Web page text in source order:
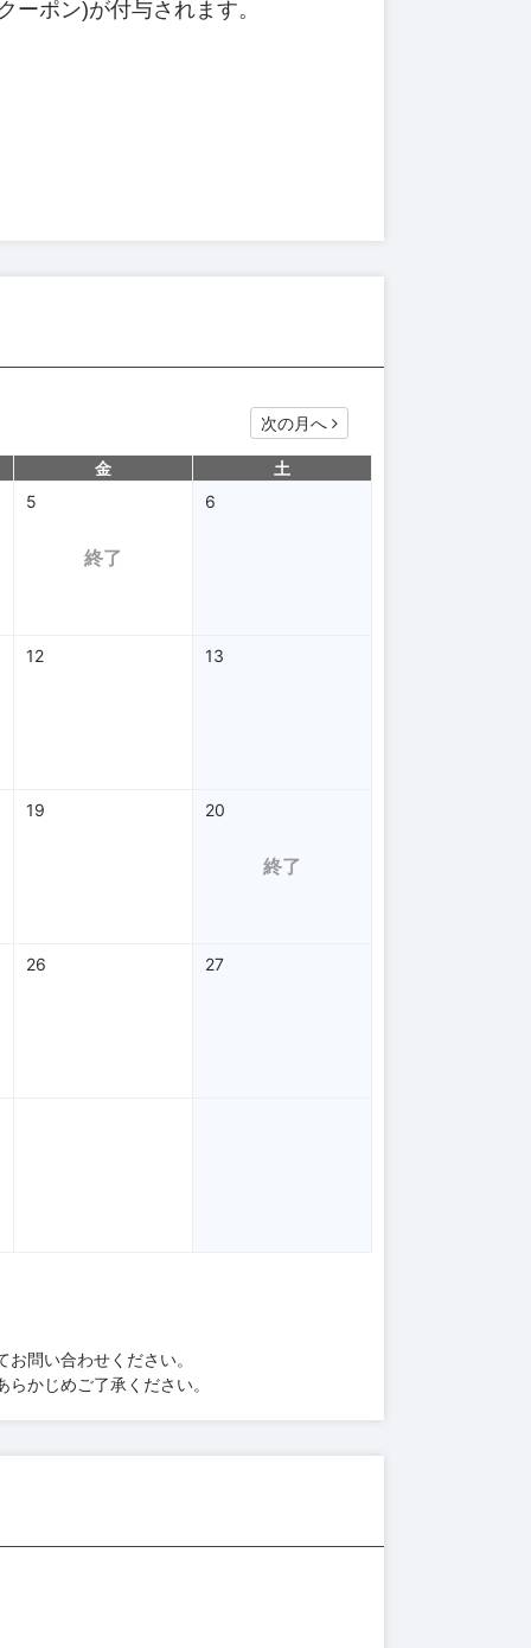
ポン)が付与されます。
次の月へ
金
土
5
終了
6
12 13
19 20
終了
26 27
問い合わせください。
かじめご了承ください。